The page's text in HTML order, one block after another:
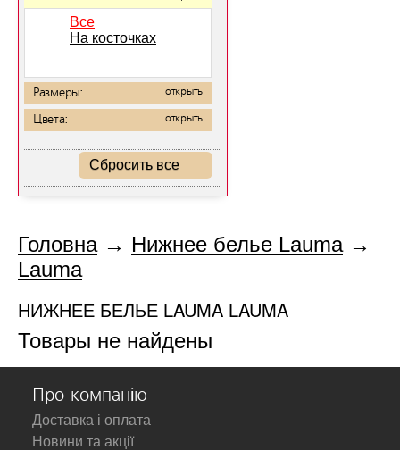
Все
На косточках
Размеры: открыть
Цвета: открыть
Сбросить все
Головна→ Нижнее белье Lauma→
Lauma
НИЖНЕЕ БЕЛЬЕ LAUMA LAUMA
Товары не найдены
Про компанію
Доставка і оплата
Новини та акції